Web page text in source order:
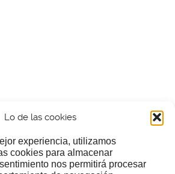
Lo de las cookies
experiencia, utilizamos
cookies para almacenar
nos permitirá procesar